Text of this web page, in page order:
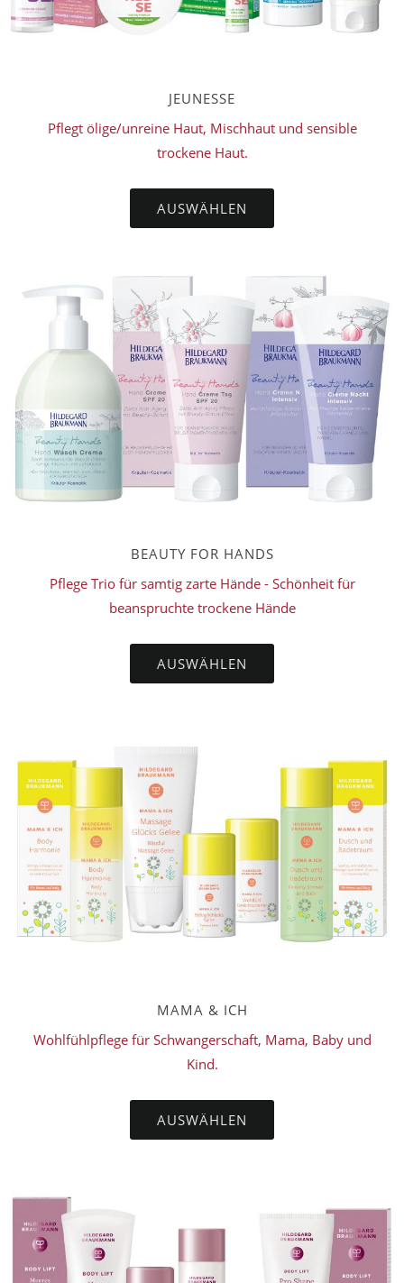
JEUNESSE
Pflegt ölige/unreine Haut, Mischhaut und sensible
trockene Haut.
AUSWÄHLEN
BEAUTY FOR HANDS
Pflege Trio für samtig zarte Hände - Schönheit für
beanspruchte trockene Hände
AUSWÄHLEN
MAMA & ICH
Wohlfühlpflege für Schwangerschaft, Mama, Baby und
Kind.
AUSWÄHLEN